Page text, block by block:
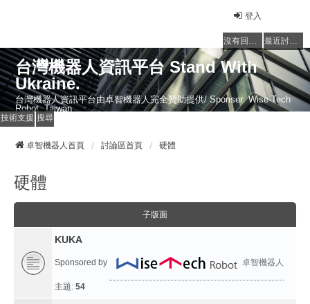
登入
沒有回覆的主題 最近討論的主題
台灣機器人資訊平台 Stand With
Ukraine.
台灣機器人資訊平台由卓智機器人完全贊助提供/ Sponser: Wise-Tech
Robot, Taiwan
技術支援 搜尋
卓智機器人首頁 討論區首頁 硬體
硬體
子版面
KUKA
Sponsored by 卓智機器人
主題: 54